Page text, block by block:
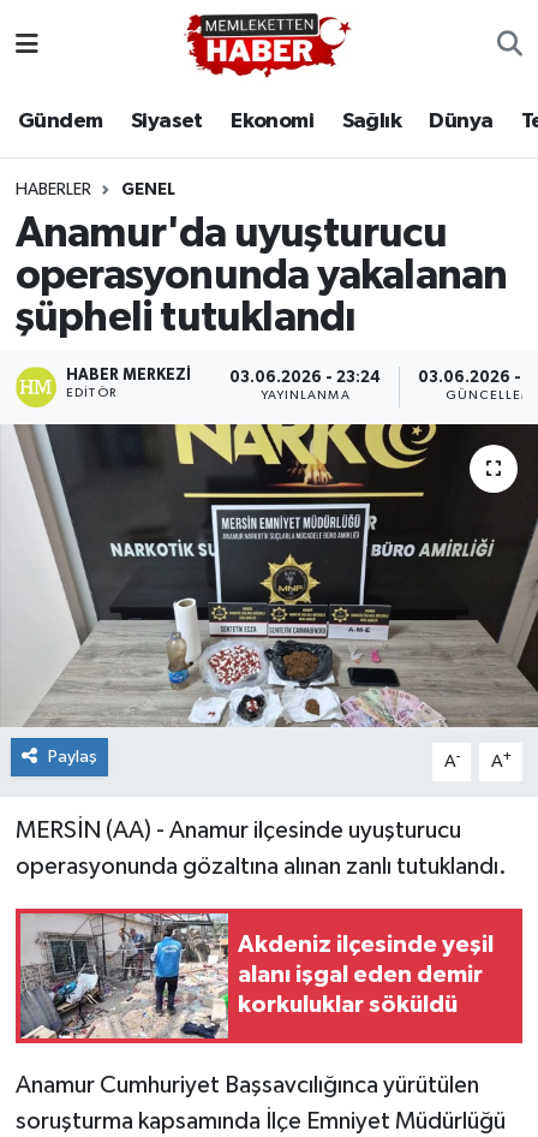
Gündem Siyaset Ekonomi Sağlık Dünya
HABERLER GENEL
Anamur'da uyuşturucu
operasyonunda yakalanan
şüpheli tutuklandı
HABER MERKEZI
EDITÖR
03.06.2026 - 23:24
YAYINLANMA
03.06.2026 -
Paylaş A- A+
MERSİN (AA) - Anamur ilçesinde uyuşturucu
operasyonunda gözaltına alınan zanlı tutuklandı.
Akdeniz ilçesinde yeşil
alanı işgal eden demir
korkuluklar söküldü
Anamur Cumhuriyet Başsavcılığınca yürütülen
soruşturma kapsamında İlçe Emniyet Müdürlüğü